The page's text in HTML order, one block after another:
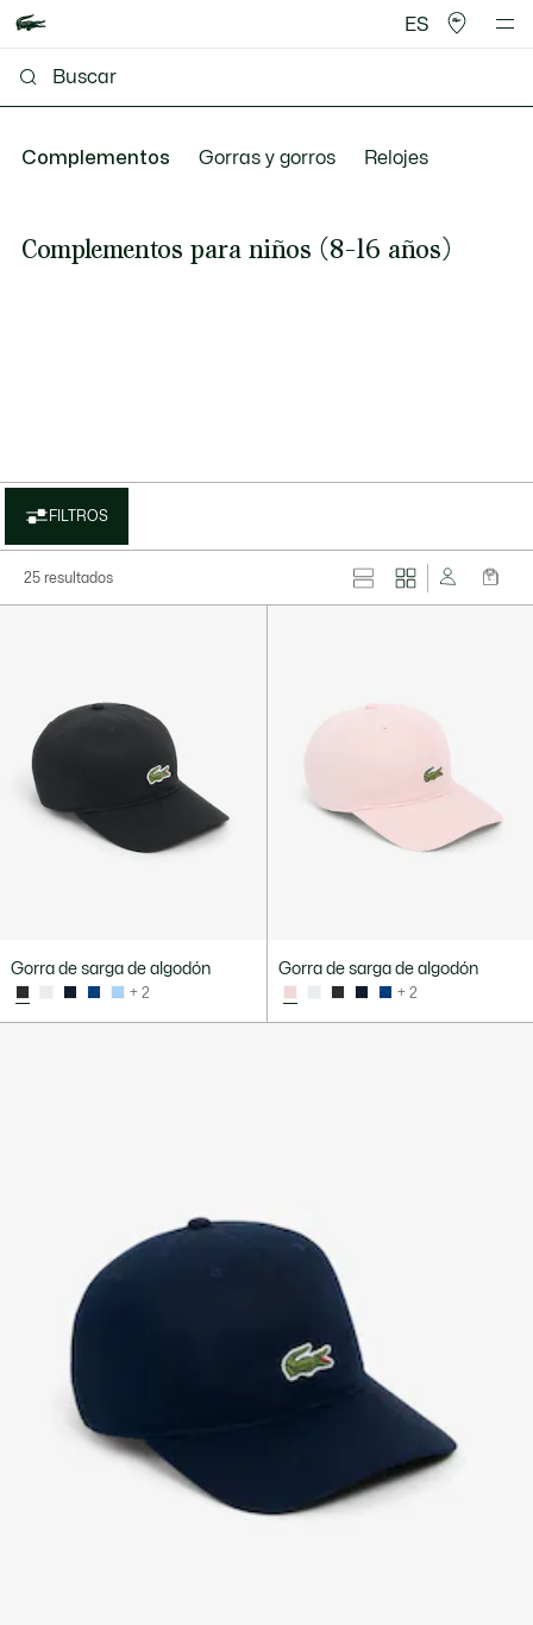
ES
Complementos Gorras y gorros Relojes
Complementos para niños (8-16 años)
FILTROS
25 resultados
Gorra de sarga de algodón
+ 2
Gorra de sarga de algodón
+ 2